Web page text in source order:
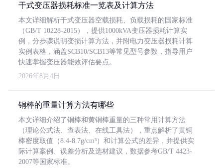
干式变压器损耗标准一览表及计算方法
本文详细解析干式变压器空载损耗、负载损耗的国家标准
（GB/T 10228-2015），提供1000kVA变压器损耗计算实
例，分步骤说明变损计算方法，并附电力变压器损耗计算
实例表格，涵盖SCB10/SCB13等常见型号参数，指导用户
快速掌握变压器能效评估要点。
2026年8月4日
铜棒的重量计算方法有哪些
本文详细介绍了铜棒和黄铜棒重量的三种常用计算方法
（理论公式法、查表法、在线工具法），重点解析了黄铜
棒密度取值（8.4-8.7g/cm³）和计算公式的差异，并提供实
际计算案例、误差分析及选材建议，数据参考GB/T 4423-
2007等国家标准。